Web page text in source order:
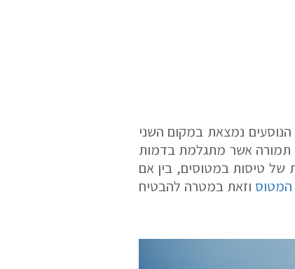
נמצאת במקום השני
תמורה אשר מתגלמת בדמות
טיסות במטוסים, בין אם
המטוס וזאת במטרה להבטיח